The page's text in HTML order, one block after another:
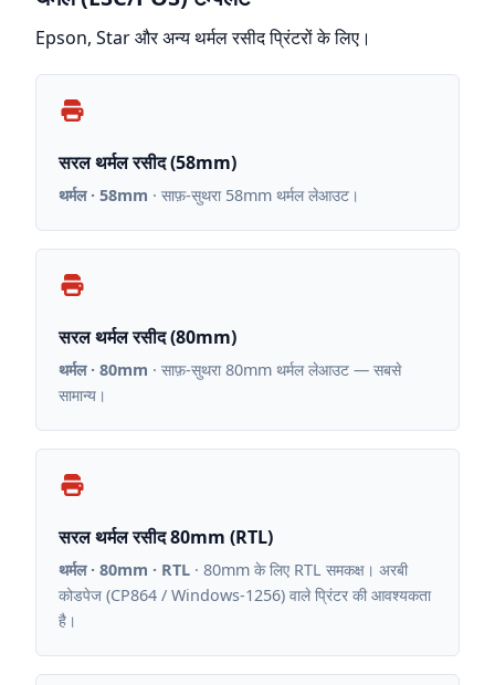
Epson, Star और अन्य थर्मल रसीद प्रिंटरों के लिए।
सरल थर्मल रसीद (58mm)
थर्मल · 58mm · साफ़-सुथरा 58mm थर्मल लेआउट।
सरल थर्मल रसीद (80mm)
थर्मल · 80mm · साफ़-सुथरा 80mm थर्मल लेआउट — सबसे
सामान्य।
सरल थर्मल रसीद 80mm (RTL)
थर्मल · 80mm · RTL · 80mm के लिए RTL समकक्ष। अरबी
कोडपेज (CP864 / Windows-1256) वाले प्रिंटर की आवश्यकता
है।